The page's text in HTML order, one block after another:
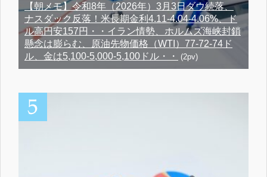
【朝メモ】令和8年（2026年）3月3日ダウ続落、
ナスダック反落！米長期金利4.11-4.04-4.06%、ド
ル高円安157円・・イラン情勢、ホルムズ海峡封鎖
懸念は膨らむ、原油先物価格（WTI）77-72-74ド
ル、金は5,100-5,000-5,100ドル・・
(2pv)